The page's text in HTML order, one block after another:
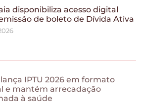
disponibiliza acesso digital
de boleto de Dívida Ativa
IPTU 2026 em formato
e mantém arrecadação
à saúde